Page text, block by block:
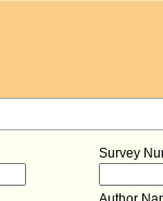
Survey